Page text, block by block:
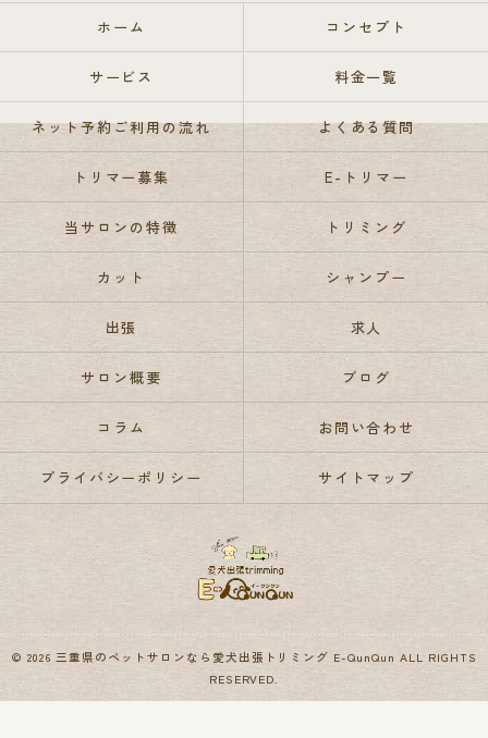
ホーム コンセプト
サービス 料金一覧
ネット予約ご利用の流れ よくある質問
トリマー募集 E-トリマー
当サロンの特徴 トリミング
カット シャンプー
出張 求人
サロン概要 ブログ
コラム お問い合わせ
プライバシーポリシー サイトマップ
© 2026 三重県のペットサロンなら愛犬出張トリミング E-QunQun ALL RIGHTS
RESERVED.